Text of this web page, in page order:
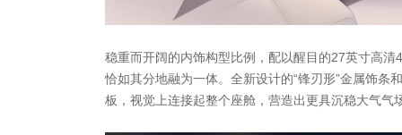
稳重而开阔的内饰构型比例，配以醒目的27英寸高清
恰如其分地融为一体。全新设计的“锋刃形”金属饰条
板，视觉上连接起整个座舱，营造出更具沉稳大气气